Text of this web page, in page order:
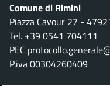
Comune di Rimini
Piazza Cavour 27 -
Tel. +39 0541 704111
PEC
P.iva 00304260409